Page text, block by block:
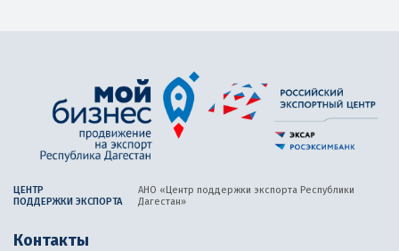
ЦЕНТР
ПОДДЕРЖКИ ЭКСПОРТА
АНО «Центр поддержки экспорта Республики
Дагестан»
Контакты